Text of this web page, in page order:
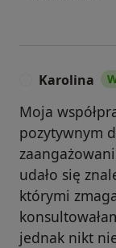
Karolina
Moja
pozytywnym
udało się
którymi
jednak nikt